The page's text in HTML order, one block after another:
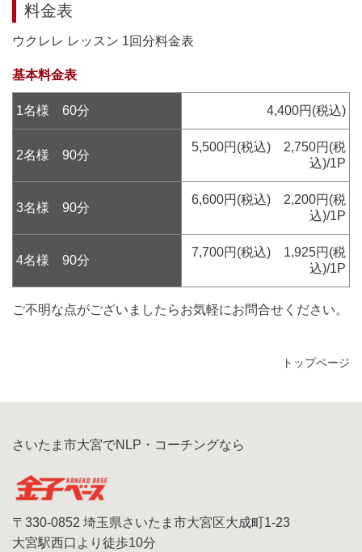
料金表
ウクレレ レッスン 1回分料金表
基本料金表
1名様 60分 4,400円(税込)
2名様 90分
5,500円(税込) 2,750円(税
込)/1P
3名様 90分
6,600円(税込) 2,200円(税
込)/1P
4名様 90分
7,700円(税込) 1,925円(税
込)/1P
ご不明な点がございましたらお気軽にお問合せください。
トップページ
さいたま市大宮でNLP・コーチングなら
〒330-0852 埼玉県さいたま市大宮区大成町1-23
大宮駅西口より徒歩10分